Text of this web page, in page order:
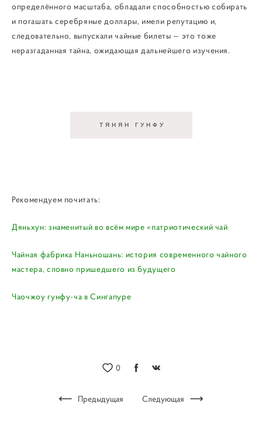
определённого масштаба, обладали способностью собирать
и погашать серебряные доллары, имели репутацию и,
следовательно, выпускали чайные билеты — это тоже
неразгаданная тайна, ожидающая дальнейшего изучения.
ТЯНЯН ГУНФУ
Рекомендуем почитать:
Дяньхун: знаменитый во всём мире «патриотический чай
Чайная фабрика Наньношань: история современного чайного
мастера, словно пришедшего из будущего
Чаочжоу гунфу-ча в Сингапуре
0
Предыдущая Следующая